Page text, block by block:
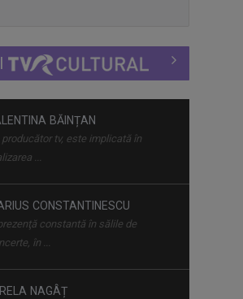
LIMITATĂ
la literatură la muzică, de la ...
...
CONSTANTINESCU
constantă în sălile de
în ...
NAGÂȚ
Nagâț şi-a început cariera în ...
PAVEL